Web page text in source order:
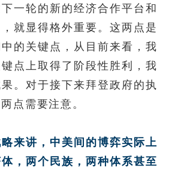
一轮的新的经济合作平台和
就显得格外重要。这两点是
的关键点，从目前来看，我
点上取得了阶段性胜利，我
。对于接下来拜登政府的执
点需要注意。
来讲，中美间的博弈实际上
，两个民族，两种体系甚至